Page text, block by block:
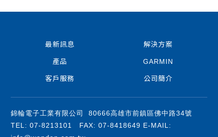
最新訊息 解決方案
產品 GARMIN
客戶服務 公司簡介
錦輪電子工業有限公司 80666高雄市前鎮區佛中路34號
TEL: 07-8213101 FAX: 07-8418649 E-MAIL: